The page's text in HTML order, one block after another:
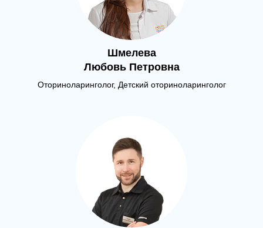
Шмелева
Любовь Петровна
Оториноларинголог, Детский оториноларинголог